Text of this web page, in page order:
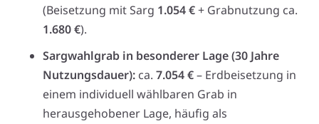
(Beisetzung mit Sarg 1.054 €+ Grabnutzung ca.
1.680 €).
Sargwahlgrab in besonderer Lage (30 Jahre
Nutzungsdauer): ca. 7.054 €– Erdbeisetzung in
einem individuell wählbaren Grab in
herausgehobener Lage, häufig als